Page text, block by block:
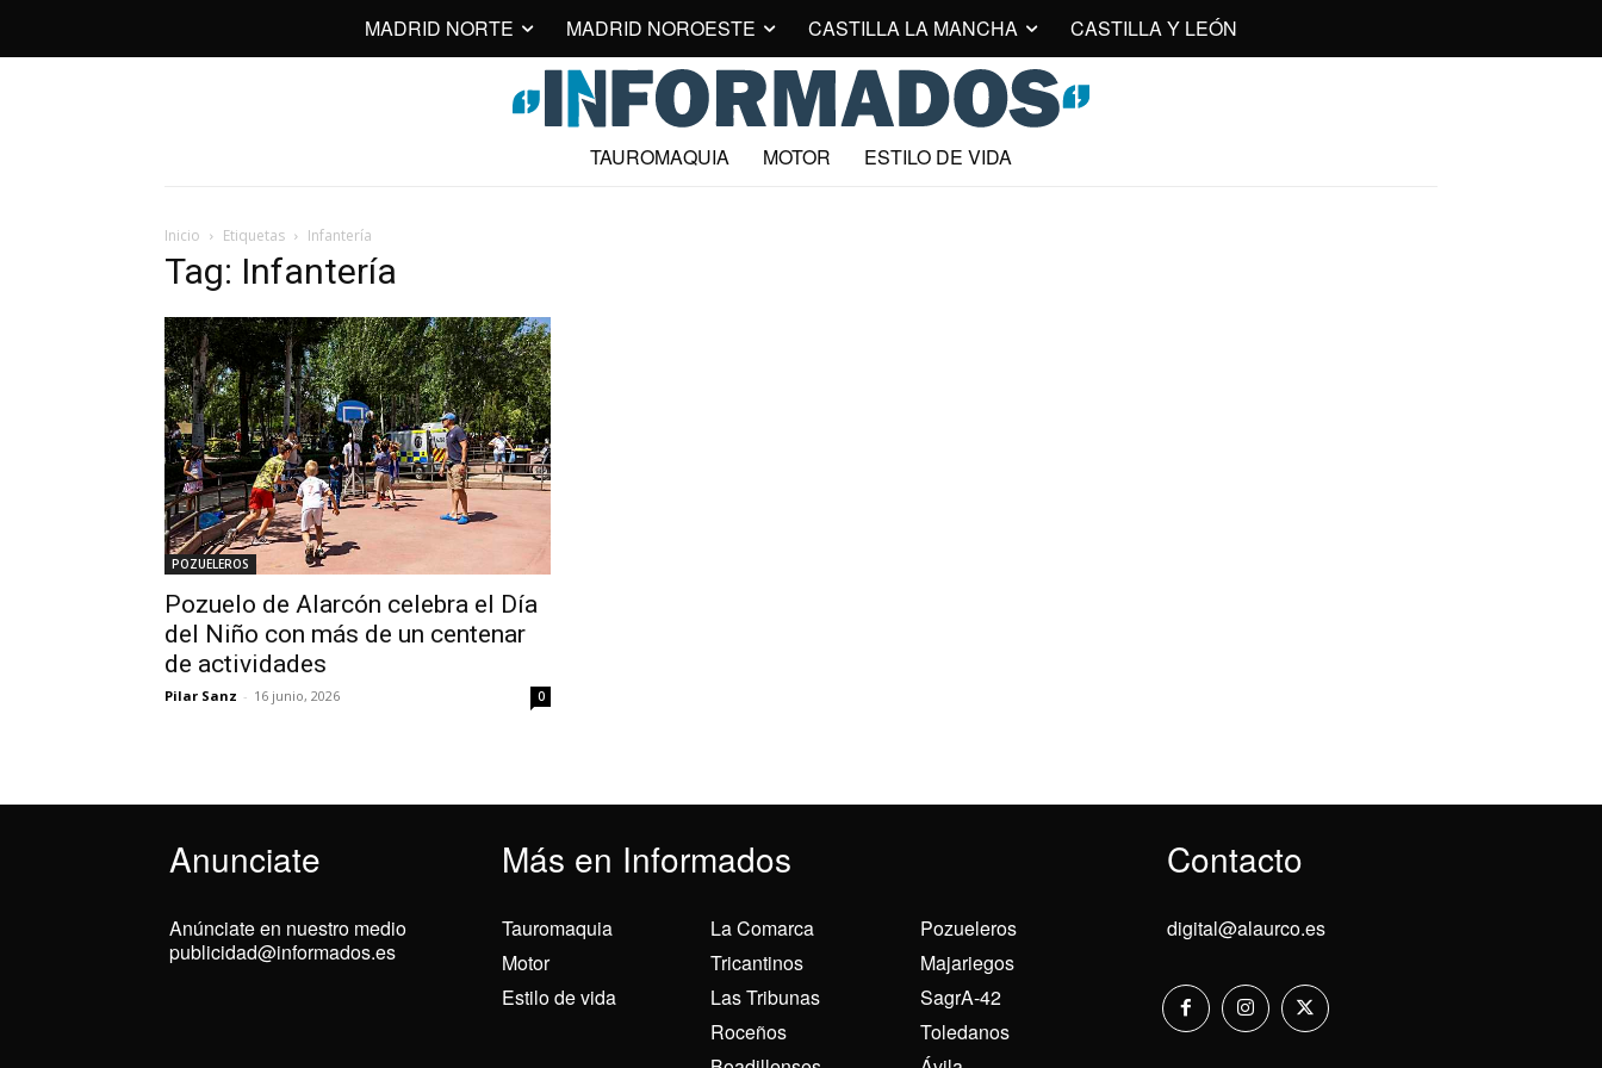
MADRID NORTE MADRID NOROESTE CASTILLA LA MANCHA CASTILLA Y LEÓN
TAUROMAQUIA MOTOR ESTILO DE VIDA
Inicio Etiquetas Infantería
Tag: Infantería
POZUELEROS
Pozuelo de Alarcón celebra el Día
del Niño con más de un centenar
de actividades
Pilar Sanz - 16 junio, 2026 0
Anunciate Más en Informados Contacto
Anúnciate en nuestro medio
publicidad@informados.es
Tauromaquia
Motor
Estilo de vida
La Comarca
Tricantinos
Las Tribunas
Roceños
Pozueleros
Majariegos
SagrA-42
Toledanos
digital@alaurco.es